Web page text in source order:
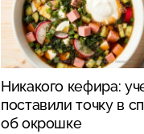
Никакого кефира:
поставили точку в
об окрошке